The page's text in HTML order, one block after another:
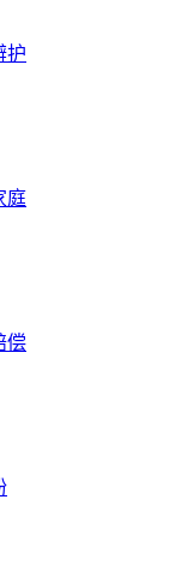
护
庭
偿